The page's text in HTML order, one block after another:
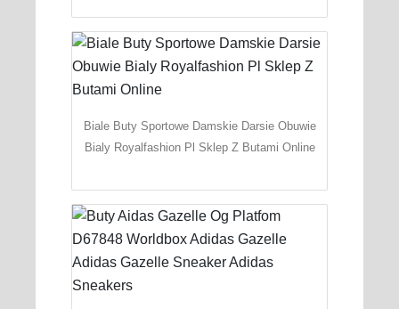
Biale Buty Sportowe Damskie Darsie Obuwie
Bialy Royalfashion Pl Sklep Z Butami Online